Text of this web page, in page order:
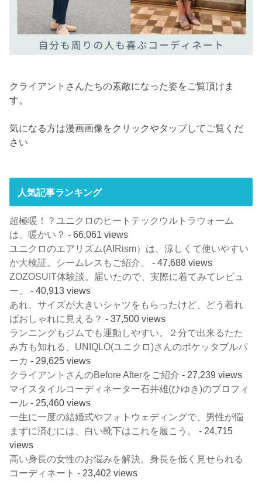
クライアントさんたちの素敵になった姿をご覧頂けま
す。
気になる方は漫画画像をクリックやタップしてご覧くだ
さい
人気記事ランキング
超極暖！？ユニクロのヒートテックウルトラウォーム
は、暖かい？ - 66,061 views
ユニクロのエアリズム(AIRism）は、涼しくて使いやすい
か大検証。シームレスもご紹介。
- 47,688 views
ZOZOSUIT体験談。届いたので、実際に着てみてレビュ
ー。
- 40,913 views
あれ、サイズが大きいシャツをもらったけど、どう着れ
ばおしゃれに見える？ - 37,500 views
ランニングもジムでも運動しやすい。２分で出来るたた
み方も知れる、UNIQLO(ユニクロ)さんのポケッタブルパ
ーカ - 29,625 views
クライアントさんのBefore Afterをご紹介 - 27,239 views
マイスタイルコーディネーター石井雄(ひゆき)のプロフィ
ール - 25,460 views
一生に一度の結婚式やフォトウェディングで、男性が悩
まずに済むには、白い靴下はこれを履こう。
- 24,715
views
高い身長の女性のお悩みを解決。身長を低く見せられる
コーディネート - 23,402 views